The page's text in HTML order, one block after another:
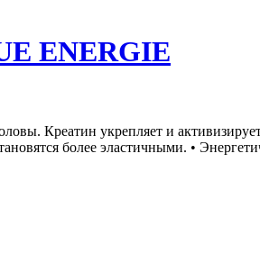
ENERGIE
Креатин укрепляет и
более эластичными. •